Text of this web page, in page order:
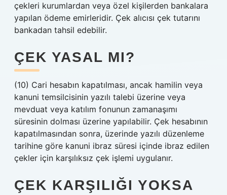
çekleri kurumlardan veya özel kişilerden bankalara
yapılan ödeme emirleridir. Çek alıcısı çek tutarını
bankadan tahsil edebilir.
ÇEK YASAL MI?
(10) Cari hesabın kapatılması, ancak hamilin veya
kanuni temsilcisinin yazılı talebi üzerine veya
mevduat veya katılım fonunun zamanaşımı
süresinin dolması üzerine yapılabilir. Çek hesabının
kapatılmasından sonra, üzerinde yazılı düzenleme
tarihine göre kanuni ibraz süresi içinde ibraz edilen
çekler için karşılıksız çek işlemi uygulanır.
ÇEK KARŞILIĞI YOKSA